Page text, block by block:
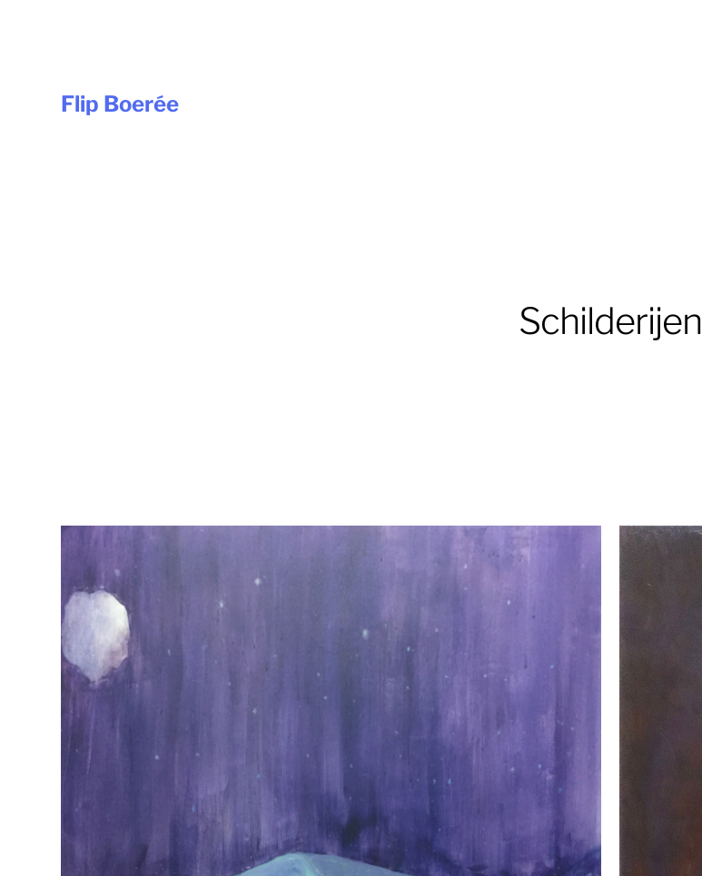
Flip Boerée
Schilderijen